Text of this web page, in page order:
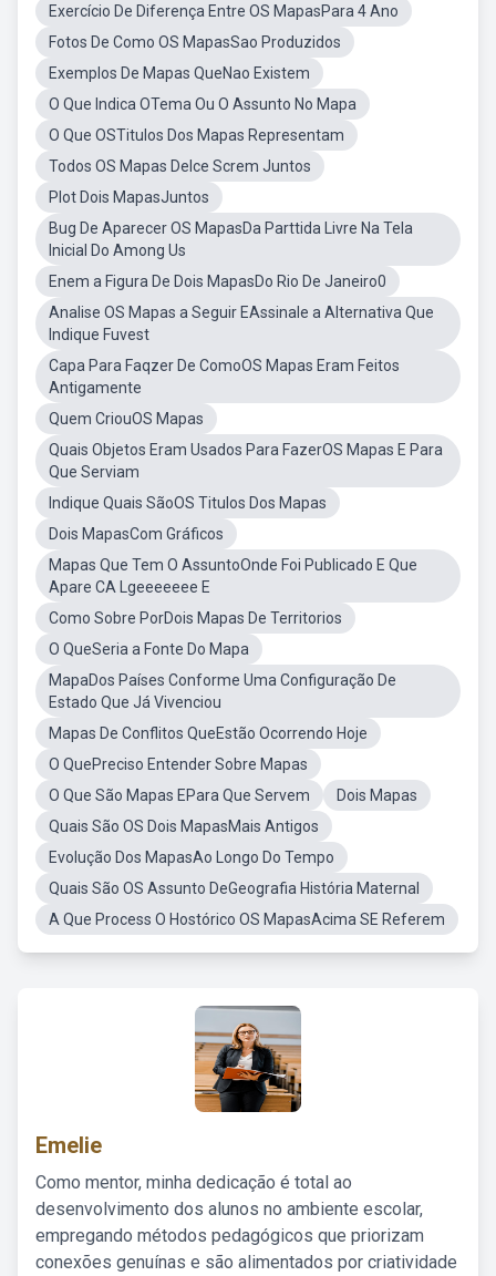
Exercício De Diferença Entre OS MapasPara 4 Ano
Fotos De Como OS MapasSao Produzidos
Exemplos De Mapas QueNao Existem
O Que Indica OTema Ou O Assunto No Mapa
O Que OSTitulos Dos Mapas Representam
Todos OS Mapas DeIce Screm Juntos
Plot Dois MapasJuntos
Bug De Aparecer OS MapasDa Parttida Livre Na Tela
Inicial Do Among Us
Enem a Figura De Dois MapasDo Rio De Janeiro0
Analise OS Mapas a Seguir EAssinale a Alternativa Que
Indique Fuvest
Capa Para Faqzer De ComoOS Mapas Eram Feitos
Antigamente
Quem CriouOS Mapas
Quais Objetos Eram Usados Para FazerOS Mapas E Para
Que Serviam
Indique Quais SãoOS Titulos Dos Mapas
Dois MapasCom Gráficos
Mapas Que Tem O AssuntoOnde Foi Publicado E Que
Apare CA Lgeeeeeee E
Como Sobre PorDois Mapas De Territorios
O QueSeria a Fonte Do Mapa
MapaDos Países Conforme Uma Configuração De
Estado Que Já Vivenciou
Mapas De Conflitos QueEstão Ocorrendo Hoje
O QuePreciso Entender Sobre Mapas
O Que São Mapas EPara Que Servem
Dois Mapas
Quais São OS Dois MapasMais Antigos
Evolução Dos MapasAo Longo Do Tempo
Quais São OS Assunto DeGeografia História Maternal
A Que Process O Hostórico OS MapasAcima SE Referem
Emelie
Como mentor, minha dedicação é total ao
desenvolvimento dos alunos no ambiente escolar,
empregando métodos pedagógicos que priorizam
conexões genuínas e são alimentados por criatividade